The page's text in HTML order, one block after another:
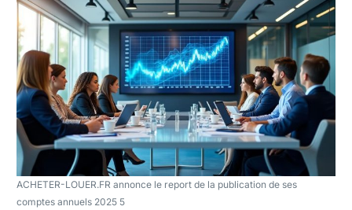
ACHETER-LOUER.FR annonce le report de la publication de ses
comptes annuels 2025 5